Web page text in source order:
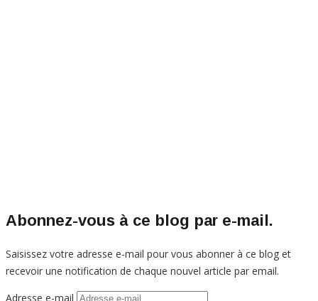
Abonnez-vous à ce blog par e-mail.
Saisissez votre adresse e-mail pour vous abonner à ce blog et
recevoir une notification de chaque nouvel article par email.
Adresse e-mail